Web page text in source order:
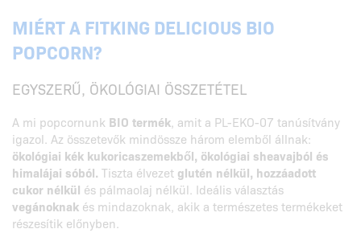
MIÉRT A FITKING DELICIOUS BIO
POPCORN?
EGYSZERŰ, ÖKOLÓGIAI ÖSSZETÉTEL
A mi popcornunk BIO termék, amit a PL-EKO-07 tanúsítvány
igazol. Az összetevők mindössze három elemből állnak:
ökológiai kék kukoricaszemekből, ökológiai sheavajból és
himalájai sóból. Tiszta élvezet glutén nélkül, hozzáadott
cukor nélkül és pálmaolaj nélkül. Ideális választás
vegánoknak és mindazoknak, akik a természetes termékeket
részesítik előnyben.